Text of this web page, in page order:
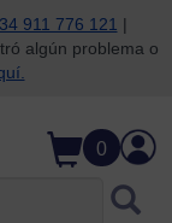
911 776 121 |
algún problema o
0